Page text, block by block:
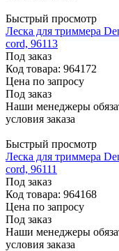
Быстрый просмотр
Леска для триммера
cord, 96113
Под заказ
Код товара: 964172
Цена по запросу
Под заказ
Наши менеджеры
условия заказа
Быстрый просмотр
Леска для триммера
cord, 96111
Под заказ
Код товара: 964168
Цена по запросу
Под заказ
Наши менеджеры
условия заказа